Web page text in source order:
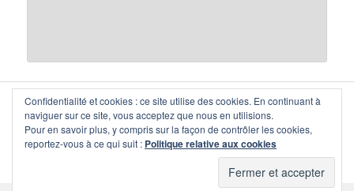
citrap-vaud, 1000 Lausanne — secretariat(at)citrap-vaud.ch
Copyright © communauté d'intérêts pour les transports publics,
section vaud, 1993–2026. Tous droits réservés.
Confidentialité et cookies : ce site utilise des cookies. En continuant à
naviguer sur ce site, vous acceptez que nous en utilisions.
Pour en savoir plus, y compris sur la façon de contrôler les cookies,
reportez-vous à ce qui suit : Politique relative aux cookies